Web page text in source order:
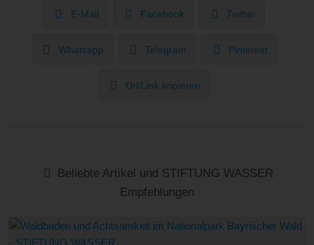
E-Mail Facebook Twitter
Whatsapp Telegram Pinterest
Url/Link kopieren
Beliebte Artikel und STIFTUNG WASSER
Empfehlungen